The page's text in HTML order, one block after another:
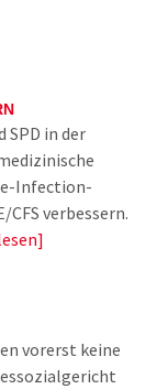
SPD in der
Infection-
CFS verbessern.
vorerst keine